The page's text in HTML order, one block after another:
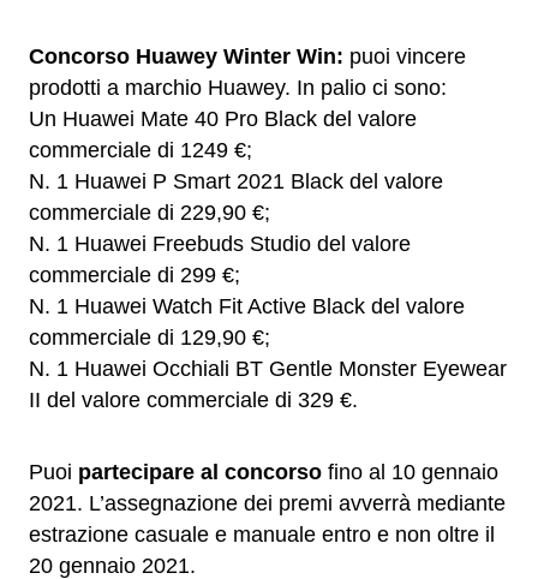
Concorso Huawey Winter Win: puoi vincere
prodotti a marchio Huawey. In palio ci sono:
Un Huawei Mate 40 Pro Black del valore
commerciale di 1249 €;
N. 1 Huawei P Smart 2021 Black del valore
commerciale di 229,90 €;
N. 1 Huawei Freebuds Studio del valore
commerciale di 299 €;
N. 1 Huawei Watch Fit Active Black del valore
commerciale di 129,90 €;
N. 1 Huawei Occhiali BT Gentle Monster Eyewear
II del valore commerciale di 329 €.
Puoi partecipare al concorso fino al 10 gennaio
2021. L’assegnazione dei premi avverrà mediante
estrazione casuale e manuale entro e non oltre il
20 gennaio 2021.